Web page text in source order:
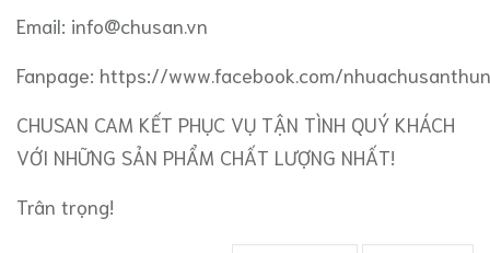
Email: info@chusan.vn
Fanpage: https://www.facebook.com/
CHUSAN CAM KẾT PHỤC VỤ TẬN TÌNH QUÝ KHÁCH
VỚI NHỮNG SẢN PHẨM CHẤT LƯỢNG NHẤT!
Trân trọng!